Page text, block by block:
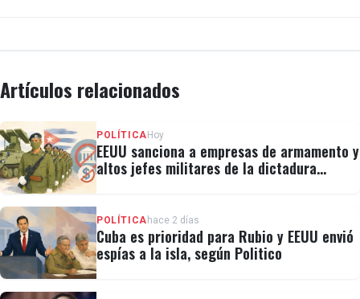
Artículos relacionados
POLÍTICA Hoy
EEUU sanciona a empresas de armamento y
altos jefes militares de la dictadura
POLÍTICA hace 2 días
Cuba es prioridad para Rubio y EEUU envió
espías a la isla, según Politico